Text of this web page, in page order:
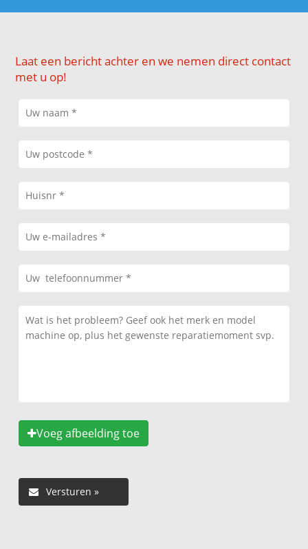
Laat een bericht achter en we nemen direct contact
met u op!
Voeg afbeelding toe